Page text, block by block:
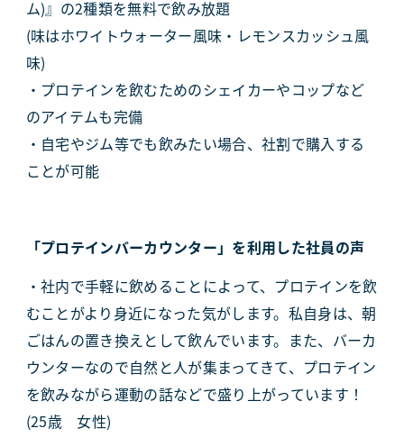
ム)』の2種類を無料で飲み放題
(味はホワイトウォーター風味・レモンスカッシュ風
味)
・プロテインを飲むためのシェイカーやコップなど
のアイテムも完備
・自宅やジム等でも飲みたい場合、社割で購入する
ことが可能
「プロテインバーカウンター」を利用した社員の声
・社内で手軽に飲めることによって、プロテインを飲
むことがより身近になった気がします。私自身は、朝
ごはんの置き換えとして飲んでいます。また、バーカ
ウンターなので自然と人が集まってきて、プロテイン
を飲みながら運動の話などで盛り上がっています！
(25歳 女性)